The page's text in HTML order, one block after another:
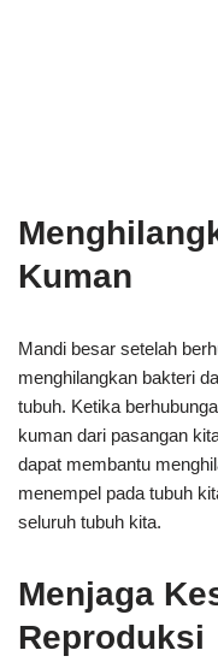
Kuman
Mandi besar setelah
menghilangkan bakteri
tubuh. Ketika
kuman dari pasangan
dapat membantu
menempel pada tubuh
seluruh tubuh kita.
Menjaga
Reproduksi